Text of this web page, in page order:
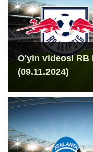
O'yin videosi RB
(09.11.2024)